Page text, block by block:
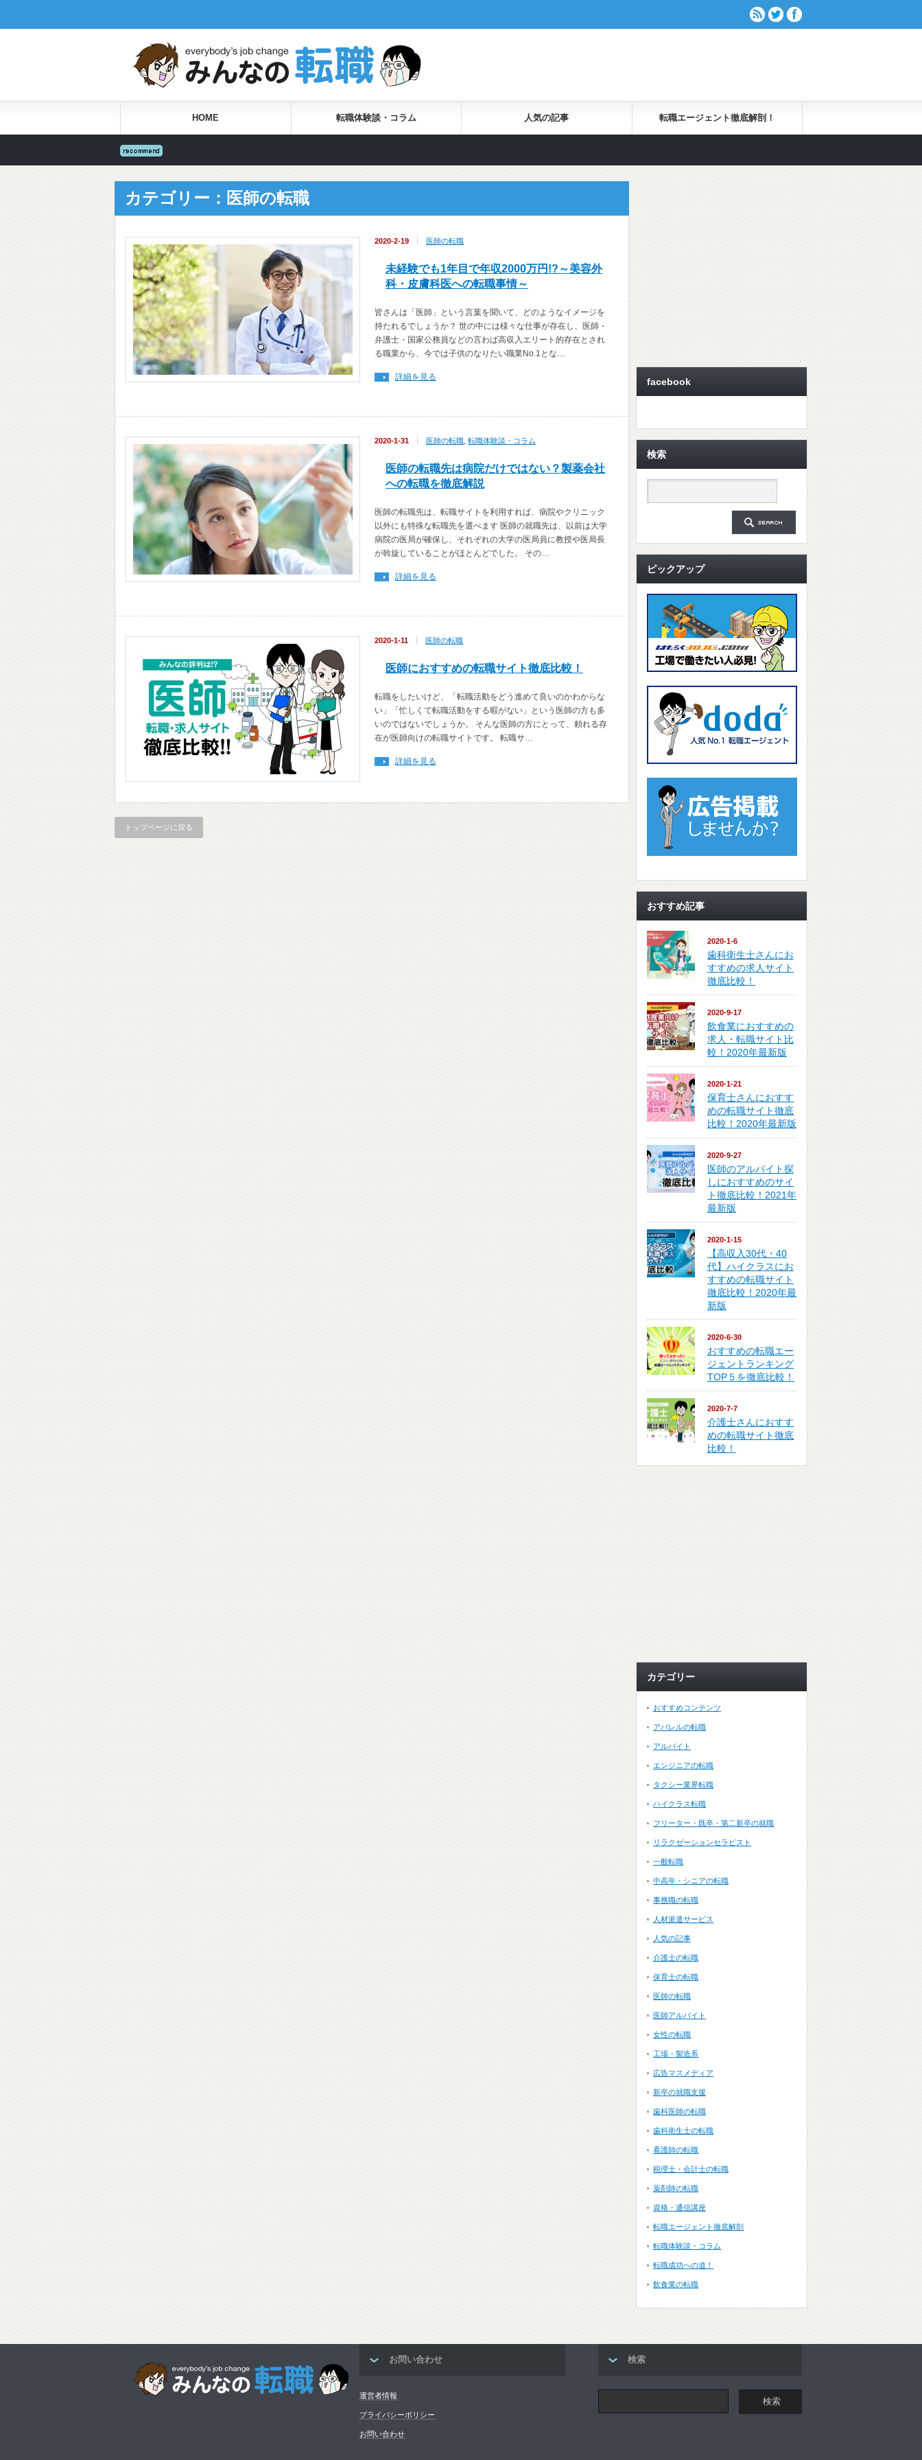
HOME 転職体験談・コラム 人気の記事 転職エージェント徹底解剖！
カテゴリー：医師の転職
2020-2-19 医師の転職
未経験でも1年目で年収2000万円!?～美容外
科・皮膚科医への転職事情～
皆さんは「医師」という言葉を聞いて、どのようなイメージを
持たれるでしょうか？ 世の中には様々な仕事が存在し、医師・
弁護士・国家公務員などの言わば高収入エリート的存在とされ
る職業から、今では子供のなりたい職業No.1とな…
詳細を見る
2020-1-31 医師の転職 転職体験談・コラム
医師の転職先は病院だけではない？製薬会社
への転職を徹底解説
医師の転職先は、転職サイトを利用すれば、病院やクリニック
以外にも特殊な転職先を選べます 医師の就職先は、以前は大学
病院の医局が確保し、それぞれの大学の医局員に教授や医局長
が斡旋していることがほとんどでした。 その…
詳細を見る
2020-1-11 医師の転職
医師におすすめの転職サイト徹底比較！
転職をしたいけど、「転職活動をどう進めて良いのかわからな
い」「忙しくて転職活動をする暇がない」という医師の方も多
いのではないでしょうか。 そんな医師の方にとって、頼れる存
在が医師向けの転職サイトです。 転職サ…
詳細を見る
トップページに戻る
facebook
検索
ピックアップ
おすすめ記事
2020-1-6
歯科衛生士さんにお
すすめの求人サイト
徹底比較！
2020-9-17
飲食業におすすめの
求人・転職サイト比
較！2020年最新版
2020-1-21
保育士さんにおすす
めの転職サイト徹底
比較！2020年最新版
2020-9-27
医師のアルバイト探
しにおすすめのサイ
ト徹底比較！2021年
最新版
2020-1-15
【高収入30代・40
代】ハイクラスにお
すすめの転職サイト
徹底比較！2020年最
新版
2020-6-30
おすすめの転職エー
ジェントランキング
TOP５を徹底比較！
2020-7-7
介護士さんにおすす
めの転職サイト徹底
比較！
カテゴリー
おすすめコンテンツ
アパレルの転職
アルバイト
エンジニアの転職
タクシー業界転職
ハイクラス転職
フリーター・既卒・第二新卒の就職
リラクゼーションセラピスト
一般転職
中高年・シニアの転職
事務職の転職
人材派遣サービス
人気の記事
介護士の転職
保育士の転職
医師の転職
医師アルバイト
女性の転職
工場・製造系
広告マスメディア
新卒の就職支援
歯科医師の転職
歯科衛生士の転職
看護師の転職
税理士・会計士の転職
薬剤師の転職
資格・通信講座
転職エージェント徹底解剖
転職体験談・コラム
転職成功への道！
飲食業の転職
お問い合わせ
運営者情報
プライバシーポリシー
お問い合わせ
検索